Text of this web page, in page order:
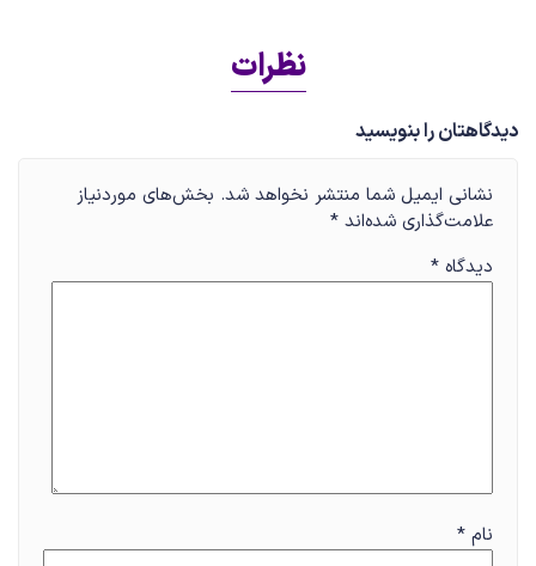
نظرات
علامت‌گذاری شده‌اند*